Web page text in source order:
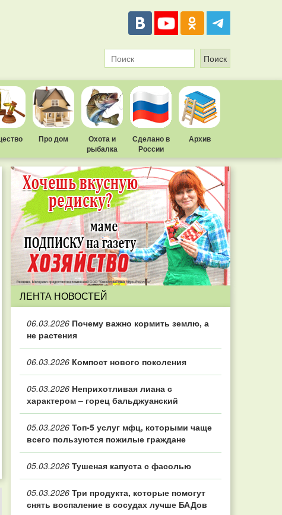
Про дом
Охота и
рыбалка
Сделано в
России
Архив
ЛЕНТА НОВОСТЕЙ
06.03.2026 Почему важно кормить землю, а
не растения
06.03.2026 Компост нового поколения
05.03.2026 Неприхотливая лиана с
характером – горец бальджуанский
05.03.2026 Топ‑5 услуг мфц, которыми чаще
всего пользуются пожилые граждане
05.03.2026 Тушеная капуста с фасолью
05.03.2026 Три продукта, которые помогут
снять воспаление в сосудах лучше БАДов